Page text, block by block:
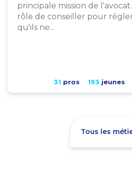
principale mission de
rôle de conseiller pour
qu'ils ne...
31 pros 193 jeunes
Tous les